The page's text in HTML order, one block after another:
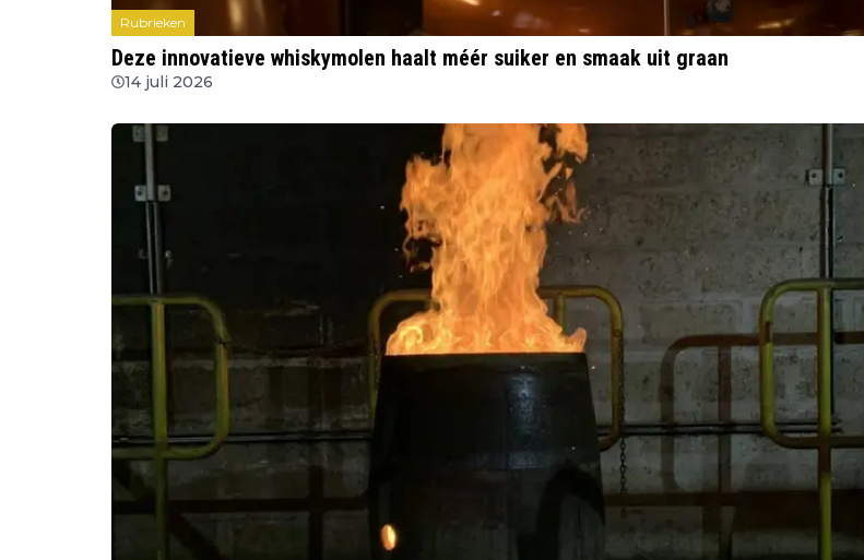
Rubrieken
Deze innovatieve whiskymolen haalt méér suiker en smaak uit graan
14 juli 2026